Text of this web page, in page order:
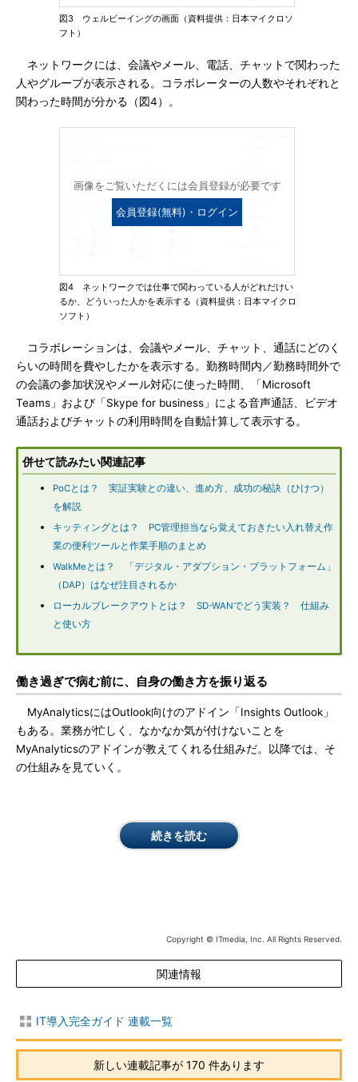
図3 ウェルビーイングの画面（資料提供：日本マイクロソ
フト）
ネットワークには、会議やメール、電話、チャットで関わった
人やグループが表示される。コラボレーターの人数やそれぞれと
関わった時間が分かる（図4）。
画像をご覧いただくには会員登録が必要です
会員登録(無料)・ログイン
図4 ネットワークでは仕事で関わっている人がどれだけい
るか、どういった人かを表示する（資料提供：日本マイクロ
ソフト）
コラボレーションは、会議やメール、チャット、通話にどのく
らいの時間を費やしたかを表示する。勤務時間内／勤務時間外で
の会議の参加状況やメール対応に使った時間、「Microsoft
Teams」および「Skype for business」による音声通話、ビデオ
通話およびチャットの利用時間を自動計算して表示する。
併せて読みたい関連記事
PoCとは？ 実証実験との違い、進め方、成功の秘訣（ひけつ）
を解説
キッティングとは？ PC管理担当なら覚えておきたい入れ替え作
業の便利ツールと作業手順のまとめ
WalkMeとは？ 「デジタル・アダプション・プラットフォーム」
（DAP）はなぜ注目されるか
ローカルブレークアウトとは？ SD-WANでどう実装？ 仕組み
と使い方
働き過ぎで病む前に、自身の働き方を振り返る
MyAnalyticsにはOutlook向けのアドイン「Insights Outlook」
もある。業務が忙しく、なかなか気が付けないことを
MyAnalyticsのアドインが教えてくれる仕組みだ。以降では、そ
の仕組みを見ていく。
続きを読む
Copyright © ITmedia, Inc. All Rights Reserved.
関連情報
IT導入完全ガイド 連載一覧
新しい連載記事が 170 件あります